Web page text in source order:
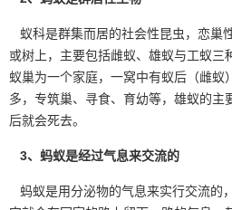
蚁科是群集而居的社会性昆虫，恋巢
或树上，主要包括雌蚁、雄蚁与工蚁三
蚁巢为一个家庭，一窝中有蚁后（雌蚁
多，专筑巢、寻食、育幼等，雄蚁的主
后就会死去。
3、蚂蚁是经过气息来交流的
蚂蚁是用分泌物的气息来实行交流的